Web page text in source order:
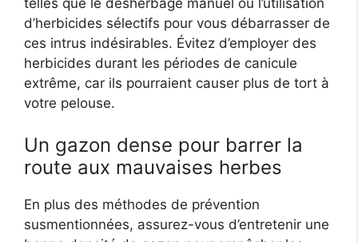
telles que le désherbage manuel ou l’utilisation
d’herbicides sélectifs pour vous débarrasser de
ces intrus indésirables. Évitez d’employer des
herbicides durant les périodes de canicule
extrême, car ils pourraient causer plus de tort à
votre pelouse.
Un gazon dense pour barrer la
route aux mauvaises herbes
En plus des méthodes de prévention
susmentionnées, assurez-vous d’entretenir une